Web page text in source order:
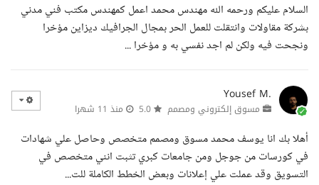
السلام عليكم ورحمه الله مهندس محمد اعمل كمهندس مكتب فني مدني
بشركة مقاولات وانتقلت للعمل الحر بمجال الجرافيك ديزاين مؤخرا
ونجحت فيه ولكن لم اجد نفسي به و مؤخرا ...
Yousef M.
مسوق إلكتروني ومصمم منذ 11 شهرا
أهلا بك انا يوسف محمد مسوق ومصمم متخصص وحاصل علي شهادات
في كورسات من جوجل ومن جامعات كبري تثبت انني متخصص في
التسويق وقد عملت علي إعلانات وبعض الخطط الكاملة للت...